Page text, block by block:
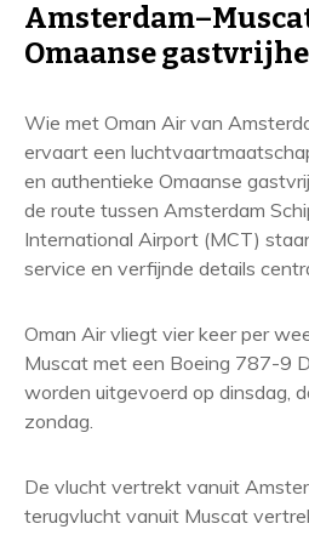
Omaanse
Wie met Oman Air van
ervaart een
en authentieke Omaanse
de route tussen Amsterdam
International Airport (MCT)
service en verfijnde details
Oman Air vliegt vier keer per
Muscat met een Boeing 787-9
worden uitgevoerd op dinsdag,
zondag.
De vlucht vertrekt vanuit
terugvlucht vanuit Muscat